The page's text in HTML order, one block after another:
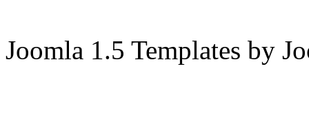
Joomla 1.5 Templates by